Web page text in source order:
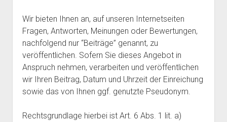
Wir bieten Ihnen an, auf unseren Internetseiten
Fragen, Antworten, Meinungen oder Bewertungen,
nachfolgend nur “Beiträge” genannt, zu
veröffentlichen. Sofern Sie dieses Angebot in
Anspruch nehmen, verarbeiten und veröffentlichen
wir Ihren Beitrag, Datum und Uhrzeit der Einreichung
sowie das von Ihnen ggf. genutzte Pseudonym.
Rechtsgrundlage hierbei ist Art. 6 Abs. 1 lit. a)